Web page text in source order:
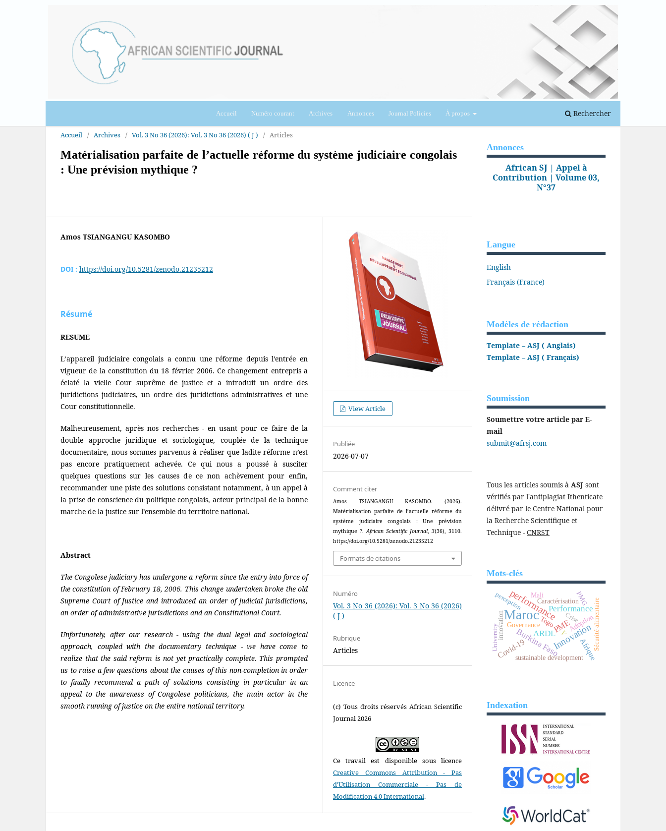
Accueil Numéro courant Archives Annonces Journal Policies À propos Rechercher
Se connecter
Accueil / Archives / Vol. 3 No 36 (2026): Vol. 3 No 36 (2026) ( J ) / Articles
Matérialisation parfaite de l’actuelle réforme du système judiciaire congolais
: Une prévision mythique ?
Amos TSIANGANGU KASOMBO
DOI : https://doi.org/10.5281/zenodo.21235212
Résumé
RESUME
L’appareil judiciaire congolais a connu une réforme depuis l’entrée en
vigueur de la constitution du 18 février 2006. Ce changement entrepris a
éclaté la vielle Cour suprême de justice et a introduit un ordre des
juridictions judiciaires, un ordre des juridictions administratives et une
Cour constitutionnelle.
Malheureusement, après nos recherches - en usant pour ce faire de la
double approche juridique et sociologique, couplée de la technique
documentaire, nous sommes parvenus à réaliser que ladite réforme n’est
pas encore pratiquement achevée. Ce qui nous a poussé à susciter
quelques questions sur les causes de ce non achèvement pour enfin,
recommander une piste des solutions consistant notamment, à un appel à
la prise de conscience du politique congolais, acteur principal de la bonne
marche de la justice sur l’ensemble du territoire national.
Abstract
The Congolese judiciary has undergone a reform since the entry into force of
the constitution of February 18, 2006. This change undertaken broke the old
Supreme Court of Justice and introduced an order of judicial jurisdictions,
an order of administrative jurisdictions and an Constitutional Court.
Unfortunately, after our research - using the dual legal and sociological
approach, coupled with the documentary technique - we have come to
realize that the said reform is not yet practically complete. This prompted
us to raise a few questions about the causes of this non-completion in order
to finally recommend a path of solutions consisting in particular in an
appeal to the awareness of Congolese politicians, the main actor in the
smooth running of justice on the entire national territory.
View Article
Publiée
2026-07-07
Comment citer
Amos TSIANGANGU KASOMBO. (2026).
Matérialisation parfaite de l’actuelle réforme du
système judiciaire congolais : Une prévision
mythique ?.African Scientific Journal,3(36), 3110.
https://doi.org/10.5281/zenodo.21235212
Formats de citations
Numéro
Vol. 3 No 36 (2026): Vol. 3 No 36 (2026)
( J )
Rubrique
Articles
Licence
(c) Tous droits réservés African Scientific
Journal 2026
Ce travail est disponible sous licence
Creative Commons Attribution - Pas
d'Utilisation Commerciale - Pas de
Modification 4.0 International.
Annonces
African SJ | Appel à
Contribution | Volume 03,
N°37
Langue
English
Français (France)
Modèles de rédaction
Template – ASJ ( Anglais)
Template – ASJ ( Français)
Soumission
Soumettre votre article par E-
mail
submit@afrsj.com
Tous les articles soumis à ASJ sont
vérifiés par l'antiplagiat Ithenticate
délivré par le Centre National pour
la Recherche Scientifique et
Technique - CNRST
Mots-clés
Maroc
performance
Innovation
Performance
Burkina Faso
ARDLPME
Covid-19 Afrique
Adoption
innovation Togo
sustainable development
Caractérisation
V
Mali
Governance
PMG
University
perception Sécurité alimentaire
Crise
Indexation